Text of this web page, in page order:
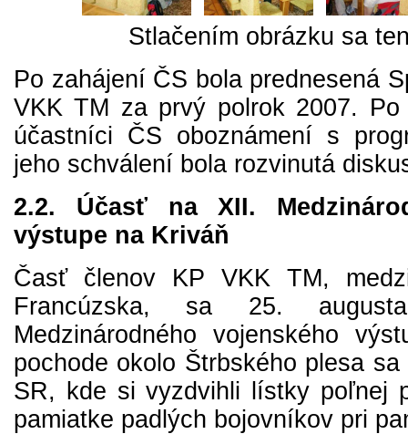
Stlačením obrázku sa
Po zahájení ČS bola prednesená
VKK TM za prvý polrok 2007.
účastníci ČS oboznámení s
jeho schválení bola rozvinutá
2.2. Účasť na XII.
výstupe na Kriváň
Časť členov KP VKK TM,
Francúzska, sa 25.
Medzinárodného vojenského
pochode okolo Štrbského plesa
SR, kde si vyzdvihli lístky poľnej
pamiatke padlých bojovníkov pri